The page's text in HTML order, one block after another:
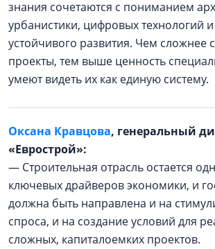
знания сочетаются с пониманием
урбанистики, цифровых технологий
устойчивого развития. Чем сложнее
проекты, тем выше ценность
умеют видеть их как единую систему.
Оксана Кравцова, генеральный
«Еврострой»:
— Строительная отрасль остается
ключевых драйверов экономики, и
должна быть направлена и на
спроса, и на создание условий для
сложных, капиталоемких проектов.